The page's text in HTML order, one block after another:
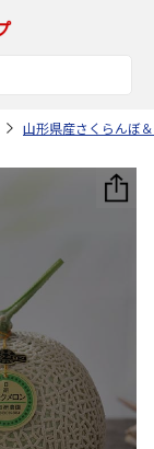
山形県産さくらんぼ